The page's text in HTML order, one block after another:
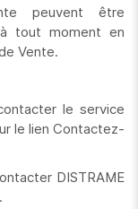
peuvent être
tout moment en
Vente.
le service
le lien Contactez-
DISTRAME